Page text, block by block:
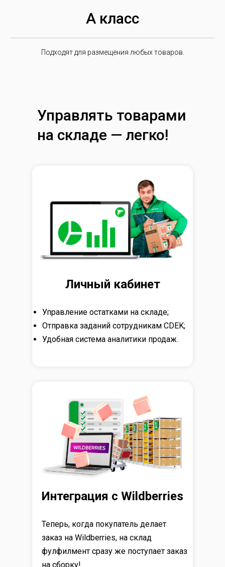
А класс
Подходят для размещения любых товаров.
Управлять товарами
на складе — легко!
Теперь, когда покупатель делает
заказ на Wildberries, на склад
фулфилмент сразу же поступает заказ
на сборку!
Интеграция с Wildberries
Управление остатками на складе;
Отправка заданий сотрудникам CDEK;
Удобная система аналитики продаж.
Личный кабинет